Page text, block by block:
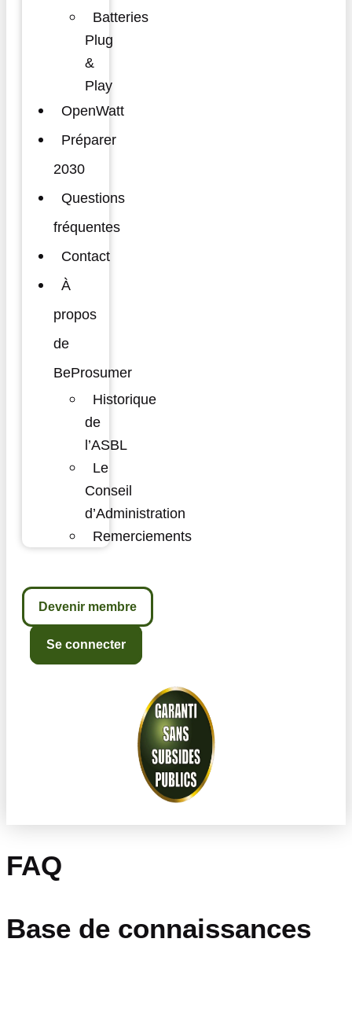
Batteries
Plug
&
Play
OpenWatt
Préparer
2030
Questions
fréquentes
Contact
À
propos
de
BeProsumer
Historique
de
l’ASBL
Le
Conseil
d’Administration
Remerciements
Devenir membre
Se connecter
FAQ
Base de connaissances